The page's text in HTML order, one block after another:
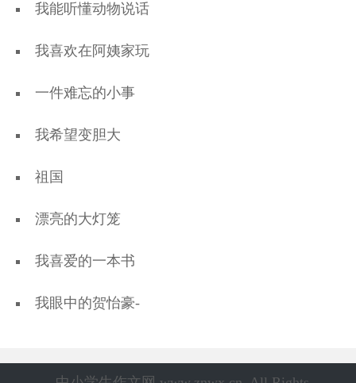
我能听懂动物说话
我喜欢在阿姨家玩
一件难忘的小事
我希望变胆大
祖国
漂亮的大灯笼
我喜爱的一本书
我眼中的贺怡豪-